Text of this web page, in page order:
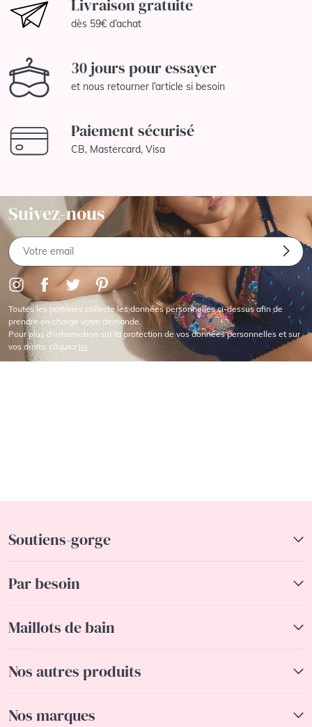
Livraison gratuite
dès 59€ d’achat
30 jours pour essayer
et nous retourner l’article si besoin
Paiement sécurisé
CB, Mastercard, Visa
Suivez-nous
Toutes les poitrines collecte les données personnelles ci-dessus afin de
prendre en charge votre demande.
Pour plus d'information sur la protection de vos données personnelles et sur
vos droits, cliquez ici.
Soutiens-gorge
Par besoin
Maillots de bain
Nos autres produits
Nos marques